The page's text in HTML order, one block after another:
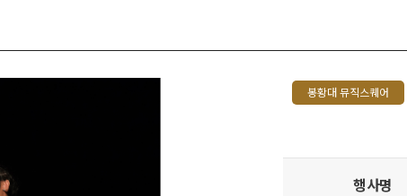
봉황대 뮤직스퀘어
행사명